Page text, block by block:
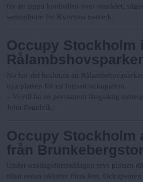
för att tappa kontrollen över området,
samordnare för Kvinnors nätverk.
Occupy Stockholm
Nu har det beslutats att
nya platsen för en fortsatt ockupation.
– Vi vill ha en permanent långsiktig
John Fogelvik.
Occupy Stockholm
från
Under onsdagsförmiddagen revs platsen
tältat sedan oktober förra året. Ockupanten